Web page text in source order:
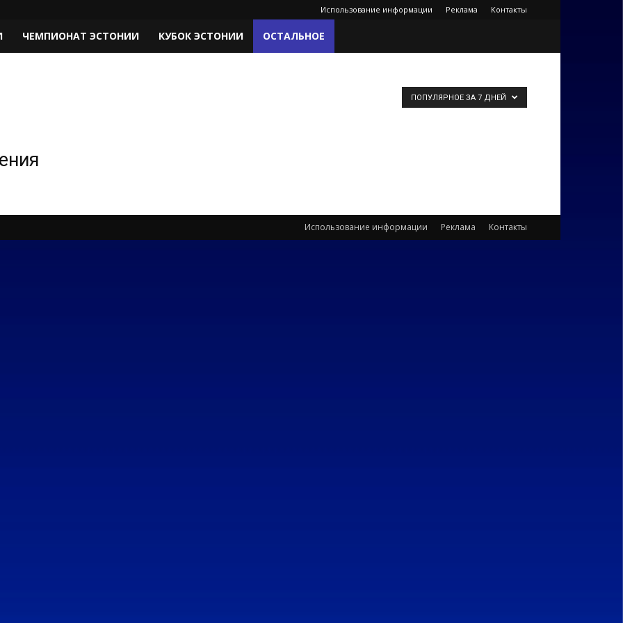
Использование информации Реклама Контакты
ЧЕМПИОНАТ ЭСТОНИИ КУБОК ЭСТОНИИ ОСТАЛЬНОЕ
ПОПУЛЯРНОЕ ЗА 7 ДНЕЙ
Использование информации Реклама Контакты